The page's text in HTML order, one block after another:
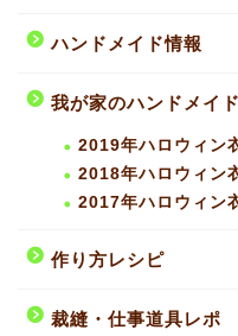
ハンドメイド情報
我が家のハンドメイド
2019年ハロウィン
2018年ハロウィン
2017年ハロウィン
作り方レシピ
裁縫・仕事道具レポ